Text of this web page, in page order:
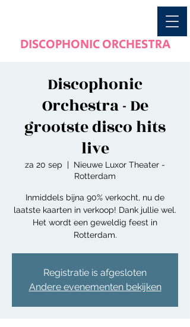
DISCOPHONIC ORCHESTRA
Discophonic
Orchestra - De
grootste disco hits
live
za 20 sep
  |
Nieuwe Luxor Theater -
Rotterdam
Inmiddels bijna 90% verkocht, nu de
laatste kaarten in verkoop! Dank jullie wel.
Het wordt een geweldig feest in
Rotterdam.
Registratie is afgesloten
Andere evenementen bekijken